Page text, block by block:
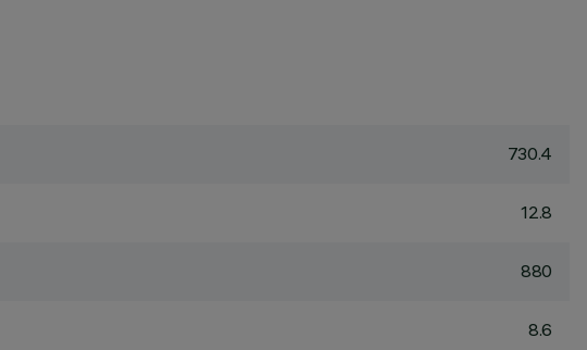
730.4
12.8
880
8.6